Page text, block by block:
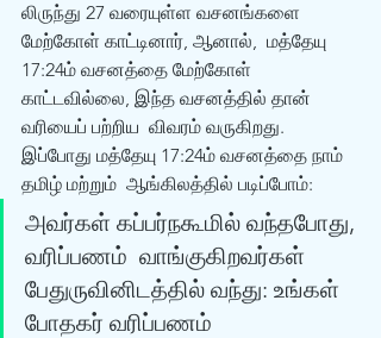
லிருந்து 27 வரையுள்ள வசனங்களை
மேற்கோள் காட்டினார், ஆனால்,  மத்தேயு
17:24ம் வசனத்தை மேற்கோள்
காட்டவில்லை, இந்த வசனத்தில் தான்
வரியைப் பற்றிய  விவரம் வருகிறது.
இப்போது மத்தேயு 17:24ம் வசனத்தை நாம்
தமிழ் மற்றும்  ஆங்கிலத்தில் படிப்போம்:
அவர்கள் கப்பர்நகூமில் வந்தபோது,
வரிப்பணம்  வாங்குகிறவர்கள்
பேதுருவினிடத்தில் வந்து: உங்கள்
போதகர் வரிப்பணம்